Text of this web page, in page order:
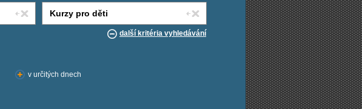
další kritéria vyhledávání
v určitých dnech